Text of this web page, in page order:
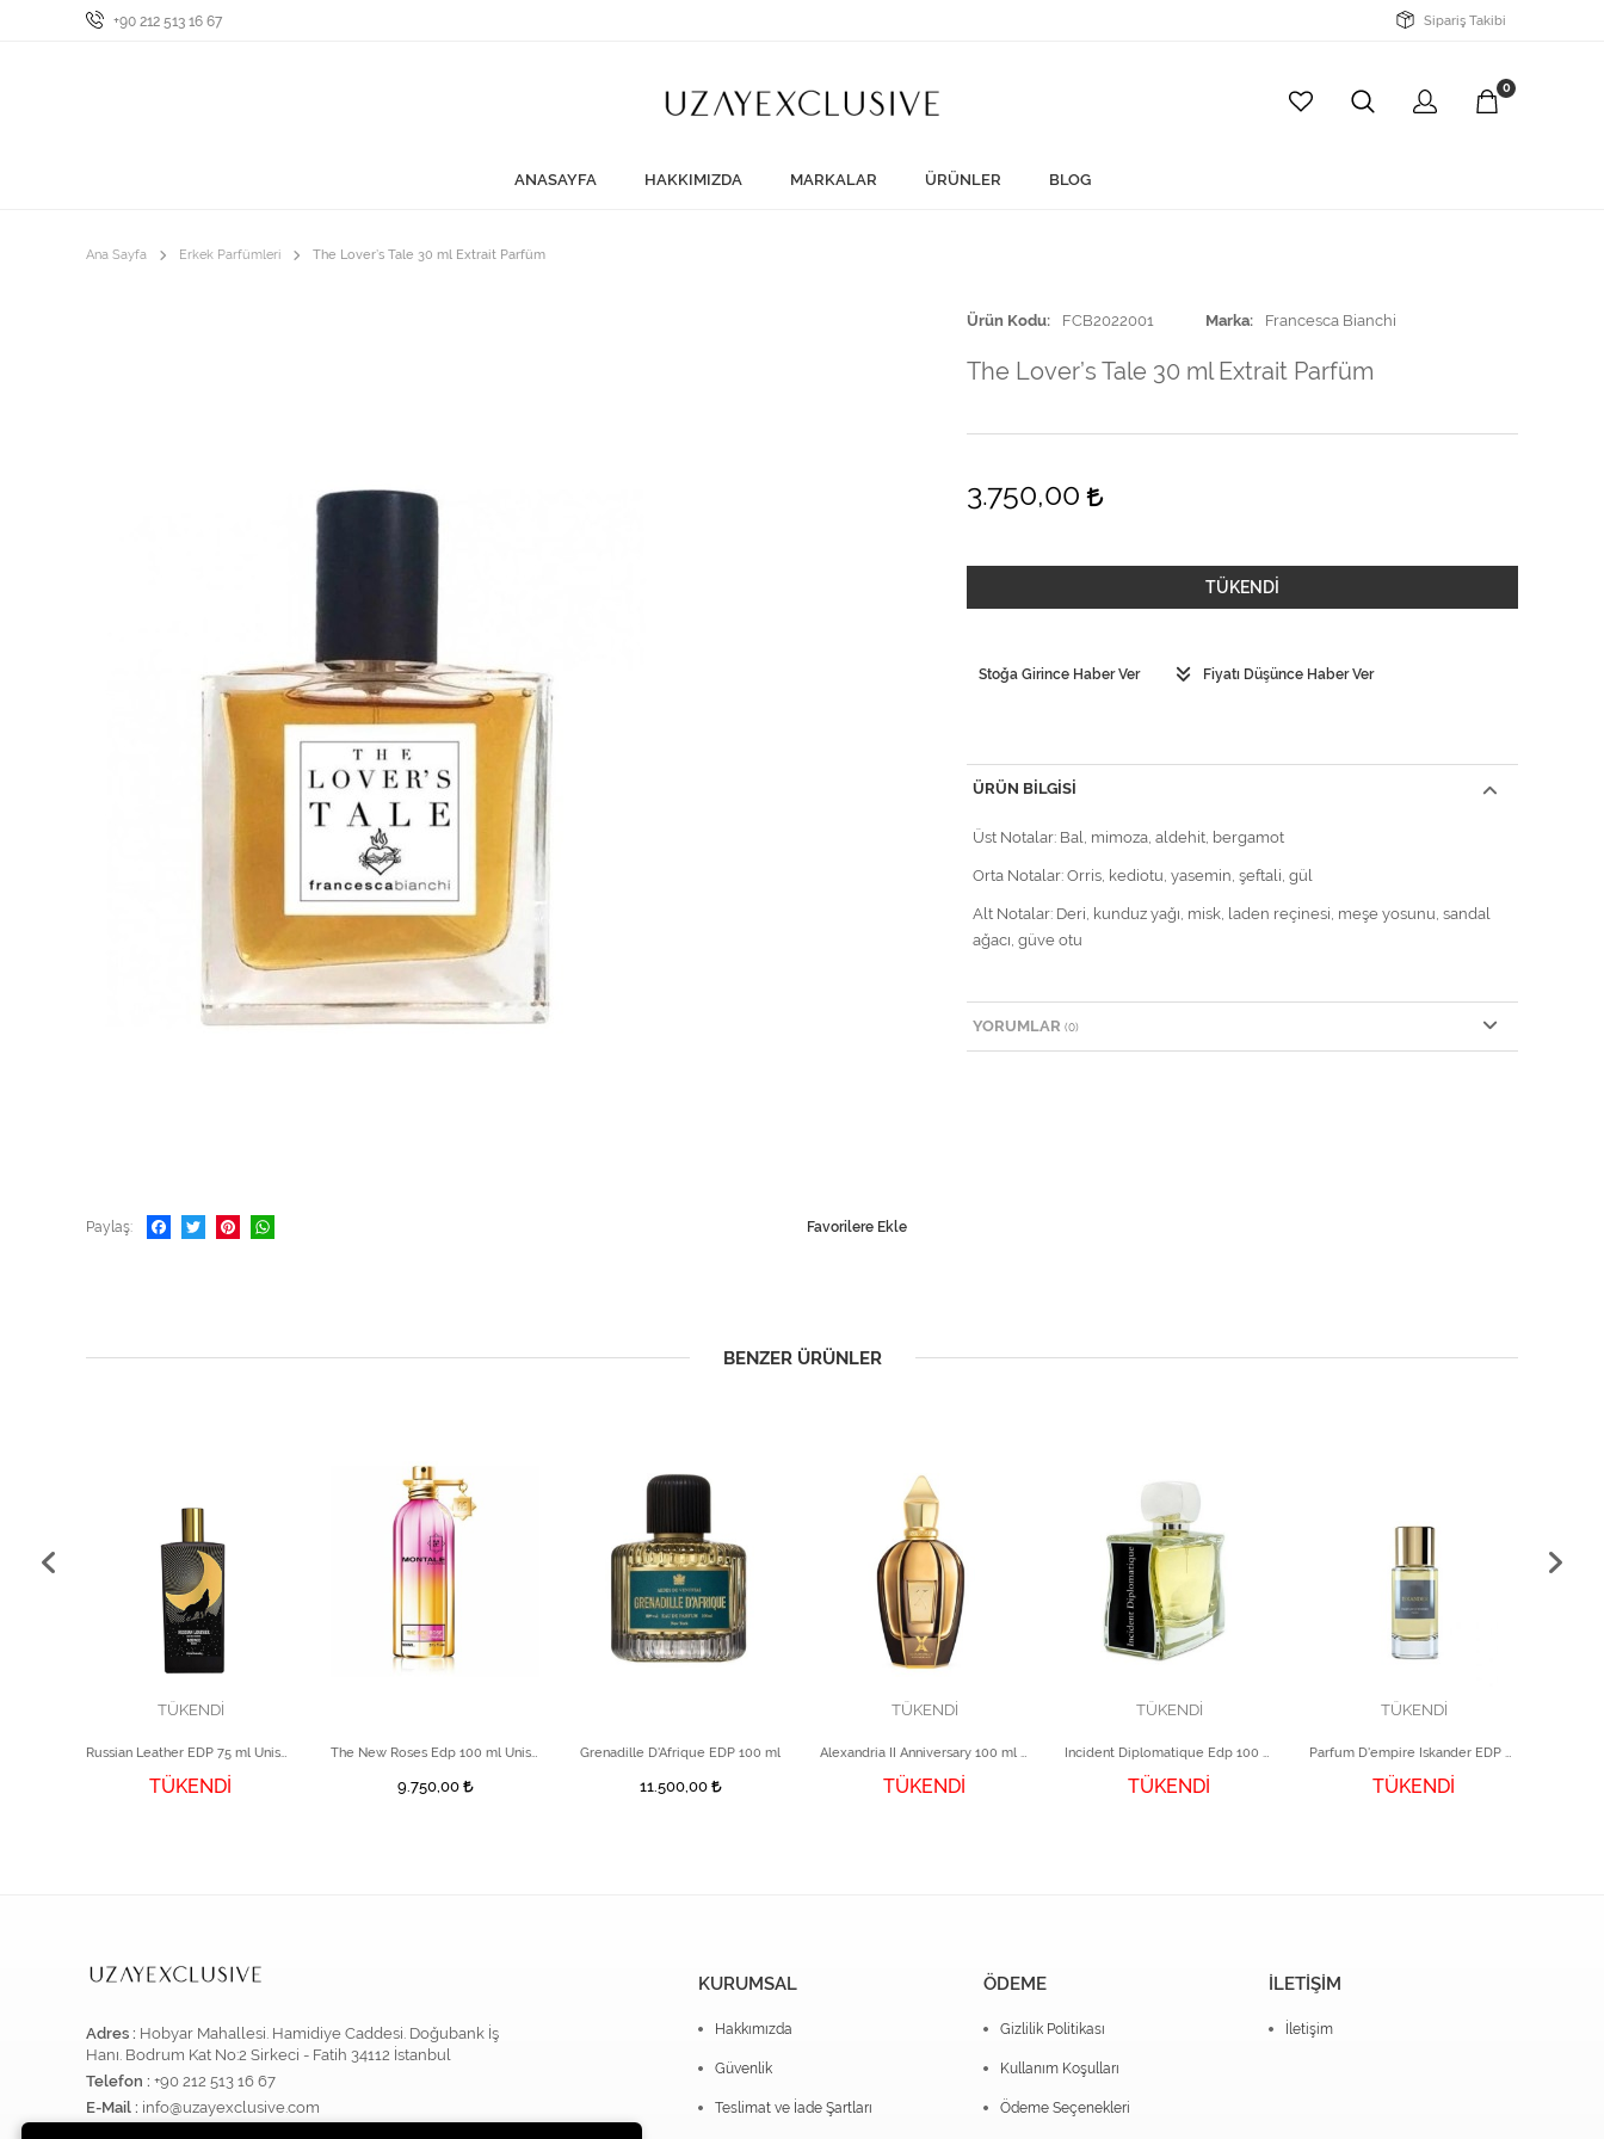
+90 212 513 16 67 Sipariş Takibi
0
ANASAYFA HAKKIMIZDA MARKALAR ÜRÜNLER BLOG
Ana Sayfa Erkek Parfümleri The Lover’s Tale 30 ml Extrait Parfüm
Paylaş Favorilere Ekle
Ürün Kodu FCB2022001 Marka Francesca Bianchi
The Lover’s Tale 30 ml Extrait Parfüm
3.750,00
TÜKENDİ
Stoğa Girince Haber Ver Fiyatı Düşünce Haber Ver
ÜRÜN BILGISI
Üst Notalar: Bal, mimoza, aldehit, bergamot
Orta Notalar: Orris, kediotu, yasemin, şeftali, gül
Alt Notalar: Deri, kunduz yağı, misk, laden reçinesi, meşe yosunu, sandal
ağacı, güve otu
YORUMLAR (0)
BENZER ÜRÜNLER
TÜKENDİ
TÜKENDİ 9.750,00
Grenadille D'Afrique EDP 100 ml
11.500,00
TÜKENDİ
TÜKENDİ
TÜKENDİ
TÜKENDİ
TÜKENDİ
TÜKENDİ
Adres : Hobyar Mahallesi. Hamidiye Caddesi. Doğubank İş
Hanı. Bodrum Kat No:2 Sirkeci - Fatih 34112 İstanbul
Telefon : +90 212 513 16 67
E-Mail : info@uzayexclusive.com
KURUMSAL
Hakkımızda
Güvenlik
Teslimat ve İade Şartları
ÖDEME
Gizlilik Politikası
Kullanım Koşulları
Ödeme Seçenekleri
İLETİŞİM
İletişim